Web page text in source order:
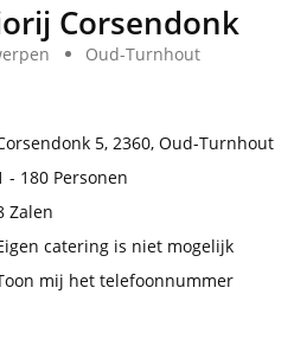
Corsendonk
Oud-Turnhout
5, 2360, Oud-Turnhout
- 180 Personen
Zalen
catering is niet mogelijk
mij het telefoonnummer